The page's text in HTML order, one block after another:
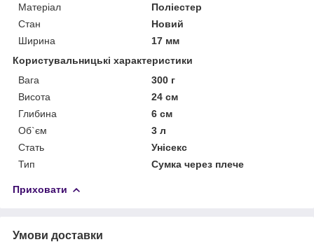
Матеріал
Поліестер
Стан
Новий
Ширина
17 мм
Користувальницькі характеристики
Вага
300 г
Висота
24 см
Глибина
6 см
Об`єм
3 л
Стать
Унісекс
Тип
Сумка через плече
Приховати
Умови доставки